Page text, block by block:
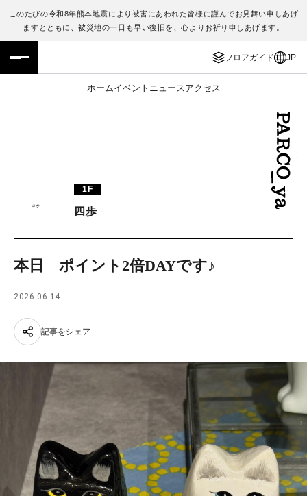
このたびの令和8年熊本地震により被害にあわれた皆様に謹んでお見舞い申しあげ
ますとともに、被災地の一日も早い復旧を、心よりお祈り申しあげます。
フロアガイド JP
ホームイベント ニュース アクセス
フロアガイド
施設案内・アクセス
TAX FREE
ENGLISH
繁体字
日本語
1F
四歩
本日 ポイント2倍DAYです♪
2026.06.14
記事をシェア